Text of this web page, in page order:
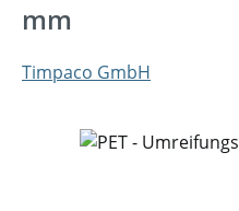
mm
Timpaco GmbH
Ignorer la galerie d'images